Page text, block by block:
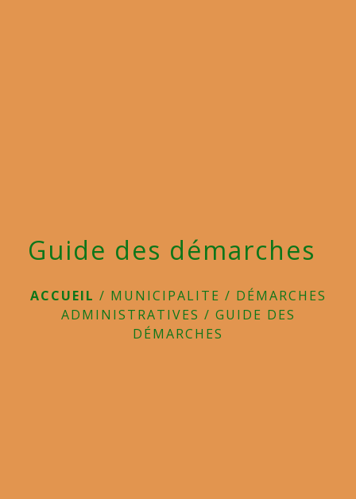
Guide des démarches
ACCUEIL / MUNICIPALITE / DÉMARCHES
ADMINISTRATIVES / GUIDE DES
DÉMARCHES